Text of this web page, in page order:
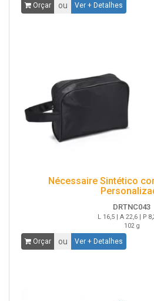
Orçar ou Ver + Detalhes
Nécessaire Sintético
DRTNC043
L 16,5 | A 22,6 | P
102 g
Orçar ou Ver + Detalhes